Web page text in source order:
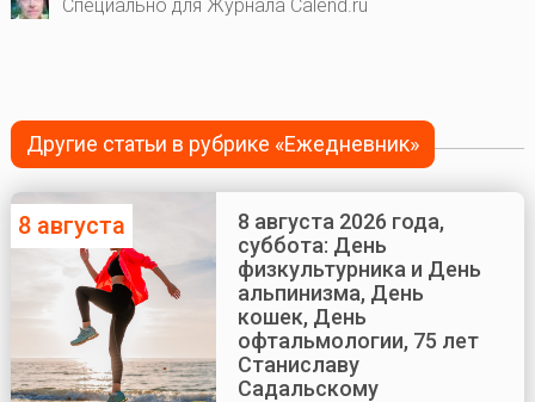
Специально для Журнала Calend.ru
Другие статьи в рубрике «Ежедневник»
8 августа
8 августа 2026 года,
суббота: День
физкультурника и День
альпинизма, День
кошек, День
офтальмологии, 75 лет
Станиславу
Садальскому